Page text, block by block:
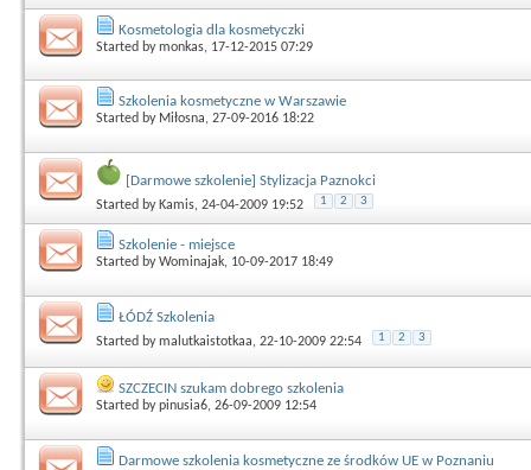
Kosmetologia dla kosmetyczki
Started bymonkas, 17-12-2015 07:29
Szkolenia kosmetyczne w Warszawie
Started by Miłosna, 27-09-2016 18:22
[Darmowe szkolenie] Stylizacja Paznokci
Started by Kamis, 24-04-2009 19:52 1 2 3
Szkolenie - miejsce
Started byWominajak, 10-09-2017 18:49
ŁÓDŹ Szkolenia
Started bymalutkaistotkaa, 22-10-2009 22:54 1 2 3
SZCZECIN szukam dobrego szkolenia
Started bypinusia6, 26-09-2009 12:54
Darmowe szkolenia kosmetyczne ze środków UE w Poznaniu